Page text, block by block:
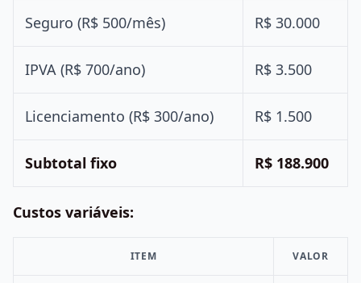
Seguro (R$ 500/mês) R$ 30.000
IPVA (R$ 700/ano) R$ 3.500
Licenciamento (R$ 300/ano) R$ 1.500
Subtotal fixo R$ 188.900
Custos variáveis:
ITEM VALOR